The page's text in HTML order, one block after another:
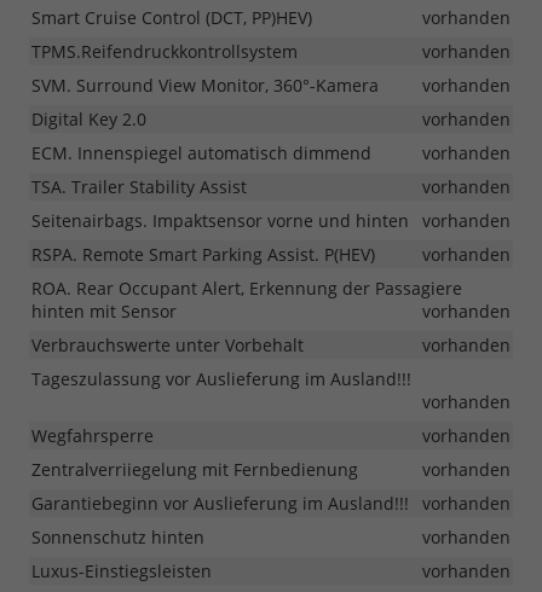
Smart Cruise Control (DCT, PP)HEV)
vorhanden
TPMS.Reifendruckkontrollsystem
vorhanden
SVM. Surround View Monitor, 360°-Kamera
vorhanden
Digital Key 2.0
vorhanden
ECM. Innenspiegel automatisch dimmend
vorhanden
TSA. Trailer Stability Assist
vorhanden
Seitenairbags. Impaktsensor vorne und hinten
vorhanden
RSPA. Remote Smart Parking Assist. P(HEV)
vorhanden
ROA. Rear Occupant Alert, Erkennung der Passagiere
hinten mit Sensor
vorhanden
Verbrauchswerte unter Vorbehalt
vorhanden
Tageszulassung vor Auslieferung im Ausland!!!
vorhanden
Wegfahrsperre
vorhanden
Zentralverriiegelung mit Fernbedienung
vorhanden
Garantiebeginn vor Auslieferung im Ausland!!!
vorhanden
Sonnenschutz hinten
vorhanden
Luxus-Einstiegsleisten
vorhanden